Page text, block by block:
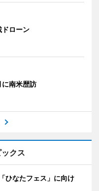
ドローン
に南米歴訪
クス
ひなたフェス」に向け